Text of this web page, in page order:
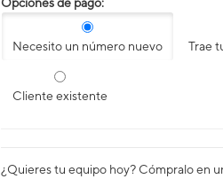
Necesito un número nuevo Trae
Cliente existente
¿Quieres tu equipo hoy? Cómpralo en